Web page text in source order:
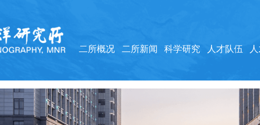
二所概况 二所新闻 科学研究 人才队伍